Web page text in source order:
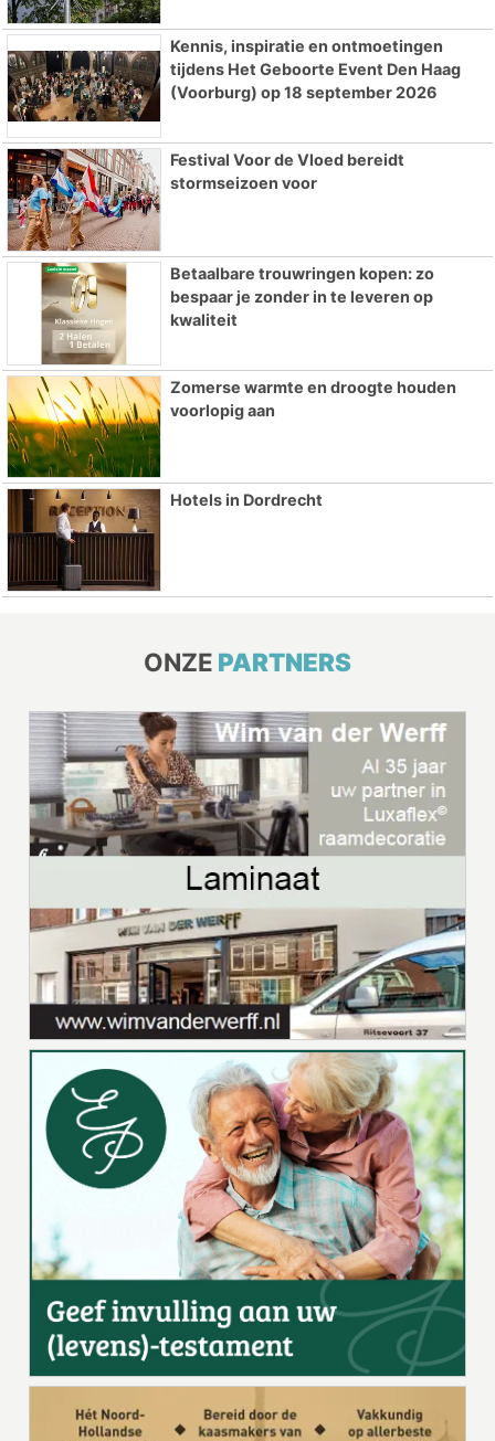
Kennis, inspiratie en ontmoetingen
tijdens Het Geboorte Event Den Haag
(Voorburg) op 18 september 2026
Festival Voor de Vloed bereidt
stormseizoen voor
Betaalbare trouwringen kopen: zo
bespaar je zonder in te leveren op
kwaliteit
Zomerse warmte en droogte houden
voorlopig aan
Hotels in Dordrecht
ONZE PARTNERS